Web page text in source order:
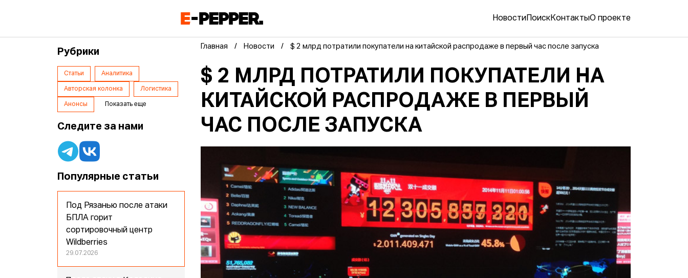
Новости ПоискКонтактыО проекте
Главная Новости $ 2 млрд потратили покупатели на китайской распродаже в первый час после запуска
$ 2 МЛРД ПОТРАТИЛИ ПОКУПАТЕЛИ НА
КИТАЙСКОЙ РАСПРОДАЖЕ В ПЕРВЫЙ
ЧАС ПОСЛЕ ЗАПУСКА
Рубрики
Статьи Аналитика
Авторская колонка Логистика
Анонсы Показать еще
Следите за нами
Популярные статьи
Под Рязанью после атаки
БПЛА горит
сортировочный центр
Wildberries
29.07.2026